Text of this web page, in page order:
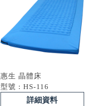
惠生 晶體床
型號 : HS-116
詳細資料